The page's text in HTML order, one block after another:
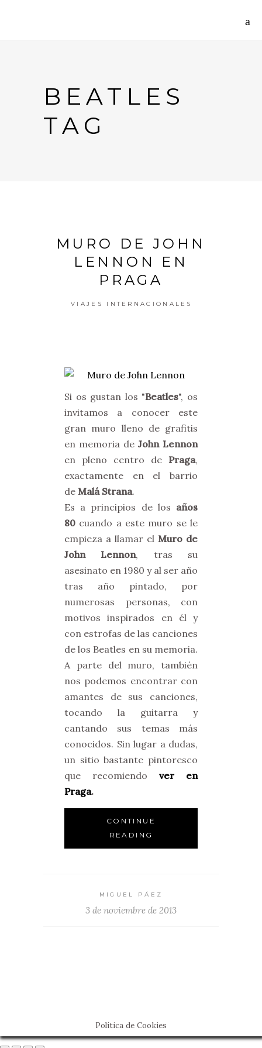
BEATLES
TAG
MURO DE JOHN
LENNON EN
PRAGA
VIAJES INTERNACIONALES
Si os gustan los "Beatles", os
invitamos a conocer este
gran muro lleno de grafitis
en memoria de John Lennon
en pleno centro de Praga,
exactamente en el barrio
de Malá Strana.
Es a principios de los años
80 cuando a este muro se le
empieza a llamar el Muro de
John Lennon, tras su
asesinato en 1980 y al ser año
tras año pintado, por
numerosas personas, con
motivos inspirados en él y
con estrofas de las canciones
de los Beatles en su memoria.
A parte del muro, también
nos podemos encontrar con
amantes de sus canciones,
tocando la guitarra y
cantando sus temas más
conocidos. Sin lugar a dudas,
un sitio bastante pintoresco
que recomiendo ver en
Praga.
CONTINUE
READING
MIGUEL PÁEZ
3 de noviembre de 2013
Política de Cookies